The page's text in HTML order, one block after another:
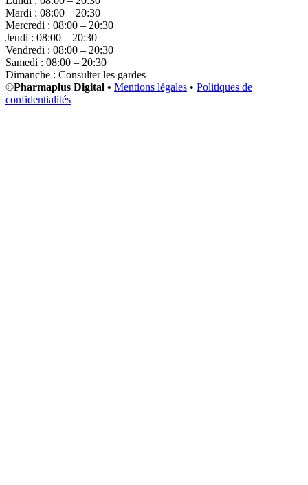
Mardi : 08:00 – 20:30
Mercredi : 08:00 – 20:30
Jeudi : 08:00 – 20:30
Vendredi : 08:00 – 20:30
Samedi : 08:00 – 20:30
Dimanche : Consulter les gardes
©Pharmaplus Digital • Mentions légales • Politiques de
confidentialités